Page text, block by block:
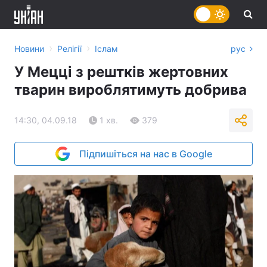
Новини › Релігії › Іслам рус
У Мецці з рештків жертовних
тварин вироблятимуть добрива
14:30, 04.09.18 1 хв. 379
Підпишіться на нас в Google